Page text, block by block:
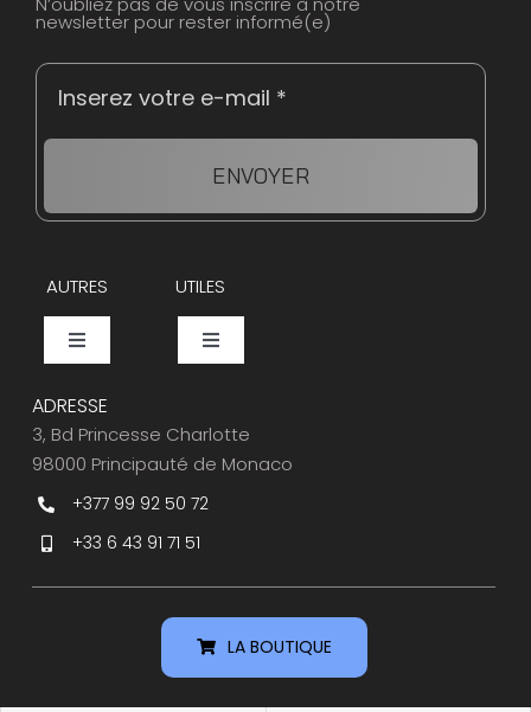
newsletter pour rester informé(e)
ENVOYER
AUTRES
Toggle
Events
Caviar Bar
Nos Partenaires
UTILES
Toggle
Espace Presse
Service Clients
Ou nous trouver
ADRESSE
3, Bd Princesse Charlotte
98000 Principauté de Monaco
+377 99 92 50 72
+33 6 43 91 71 51
LA BOUTIQUE